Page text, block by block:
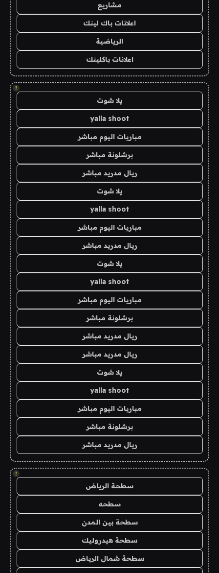
مشاريع
اعلانات باك لينك
الرياضية
اعلانات باكلينك
!
يلا شوت
yalla shoot
مباريات اليوم مباشر
برشلونة مباشر
ريال مدريد مباشر
يلا شوت
yalla shoot
مباريات اليوم مباشر
ريال مدريد مباشر
يلا شوت
yalla shoot
مباريات اليوم مباشر
برشلونة مباشر
ريال مدريد مباشر
ريال مدريد مباشر
يلا شوت
yalla shoot
مباريات اليوم مباشر
برشلونة مباشر
ريال مدريد مباشر
!
سطحة الرياض
سطحه
سطحة بين المدن
سطحة هيدروليك
سطحة شمال الرياض